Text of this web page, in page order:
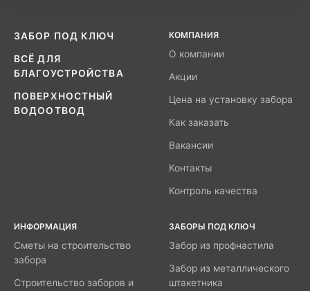
ЗАБОР ПОД КЛЮЧ
ВСЁ ДЛЯ
БЛАГОУСТРОЙСТВА
ПОВЕРХНОСТНЫЙ
ВОДООТВОД
КОМПАНИЯ
О компании
Акции
Цена на установку забора
Как заказать
Вакансии
Контакты
Контроль качества
ИНФОРМАЦИЯ
Сметы на строительство
забора
Строительство заборов и
ЗАБОРЫ ПОД КЛЮЧ
Забор из профнастила
Забор из металлического
штакетника